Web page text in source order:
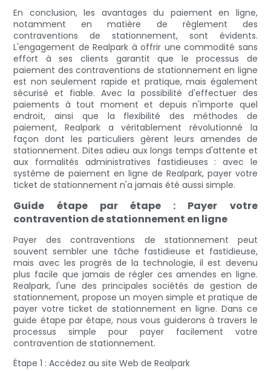
En conclusion, les avantages du paiement en ligne,
notamment en matière de règlement des
contraventions de stationnement, sont évidents.
L'engagement de Realpark à offrir une commodité sans
effort à ses clients garantit que le processus de
paiement des contraventions de stationnement en ligne
est non seulement rapide et pratique, mais également
sécurisé et fiable. Avec la possibilité d'effectuer des
paiements à tout moment et depuis n'importe quel
endroit, ainsi que la flexibilité des méthodes de
paiement, Realpark a véritablement révolutionné la
façon dont les particuliers gèrent leurs amendes de
stationnement. Dites adieu aux longs temps d'attente et
aux formalités administratives fastidieuses : avec le
système de paiement en ligne de Realpark, payer votre
ticket de stationnement n'a jamais été aussi simple.
Guide étape par étape : Payer votre
contravention de stationnement en ligne
Payer des contraventions de stationnement peut
souvent sembler une tâche fastidieuse et fastidieuse,
mais avec les progrès de la technologie, il est devenu
plus facile que jamais de régler ces amendes en ligne.
Realpark, l'une des principales sociétés de gestion de
stationnement, propose un moyen simple et pratique de
payer votre ticket de stationnement en ligne. Dans ce
guide étape par étape, nous vous guiderons à travers le
processus simple pour payer facilement votre
contravention de stationnement.
Étape 1 : Accédez au site Web de Realpark